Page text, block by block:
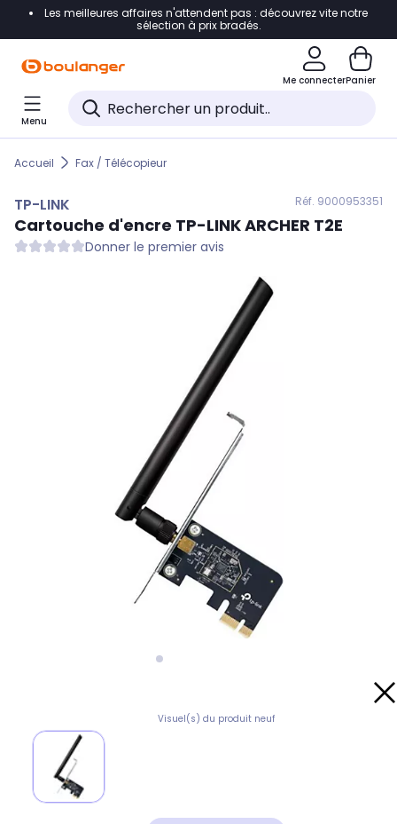
Accéder directement à la navigation
Accéder directement au pied de page
Accéder directement au chatbot
Les meilleures affaires n'attendent pas : découvrez vite notre
sélection à prix bradés.
Me connecterPanier
Menu
Accueil Fax / Télécopieur
TP-LINK Réf. 9000953351
Cartouche d'encre TP-LINKARCHER T2E
Donner le premier avis
Visuel(s) du produit neuf